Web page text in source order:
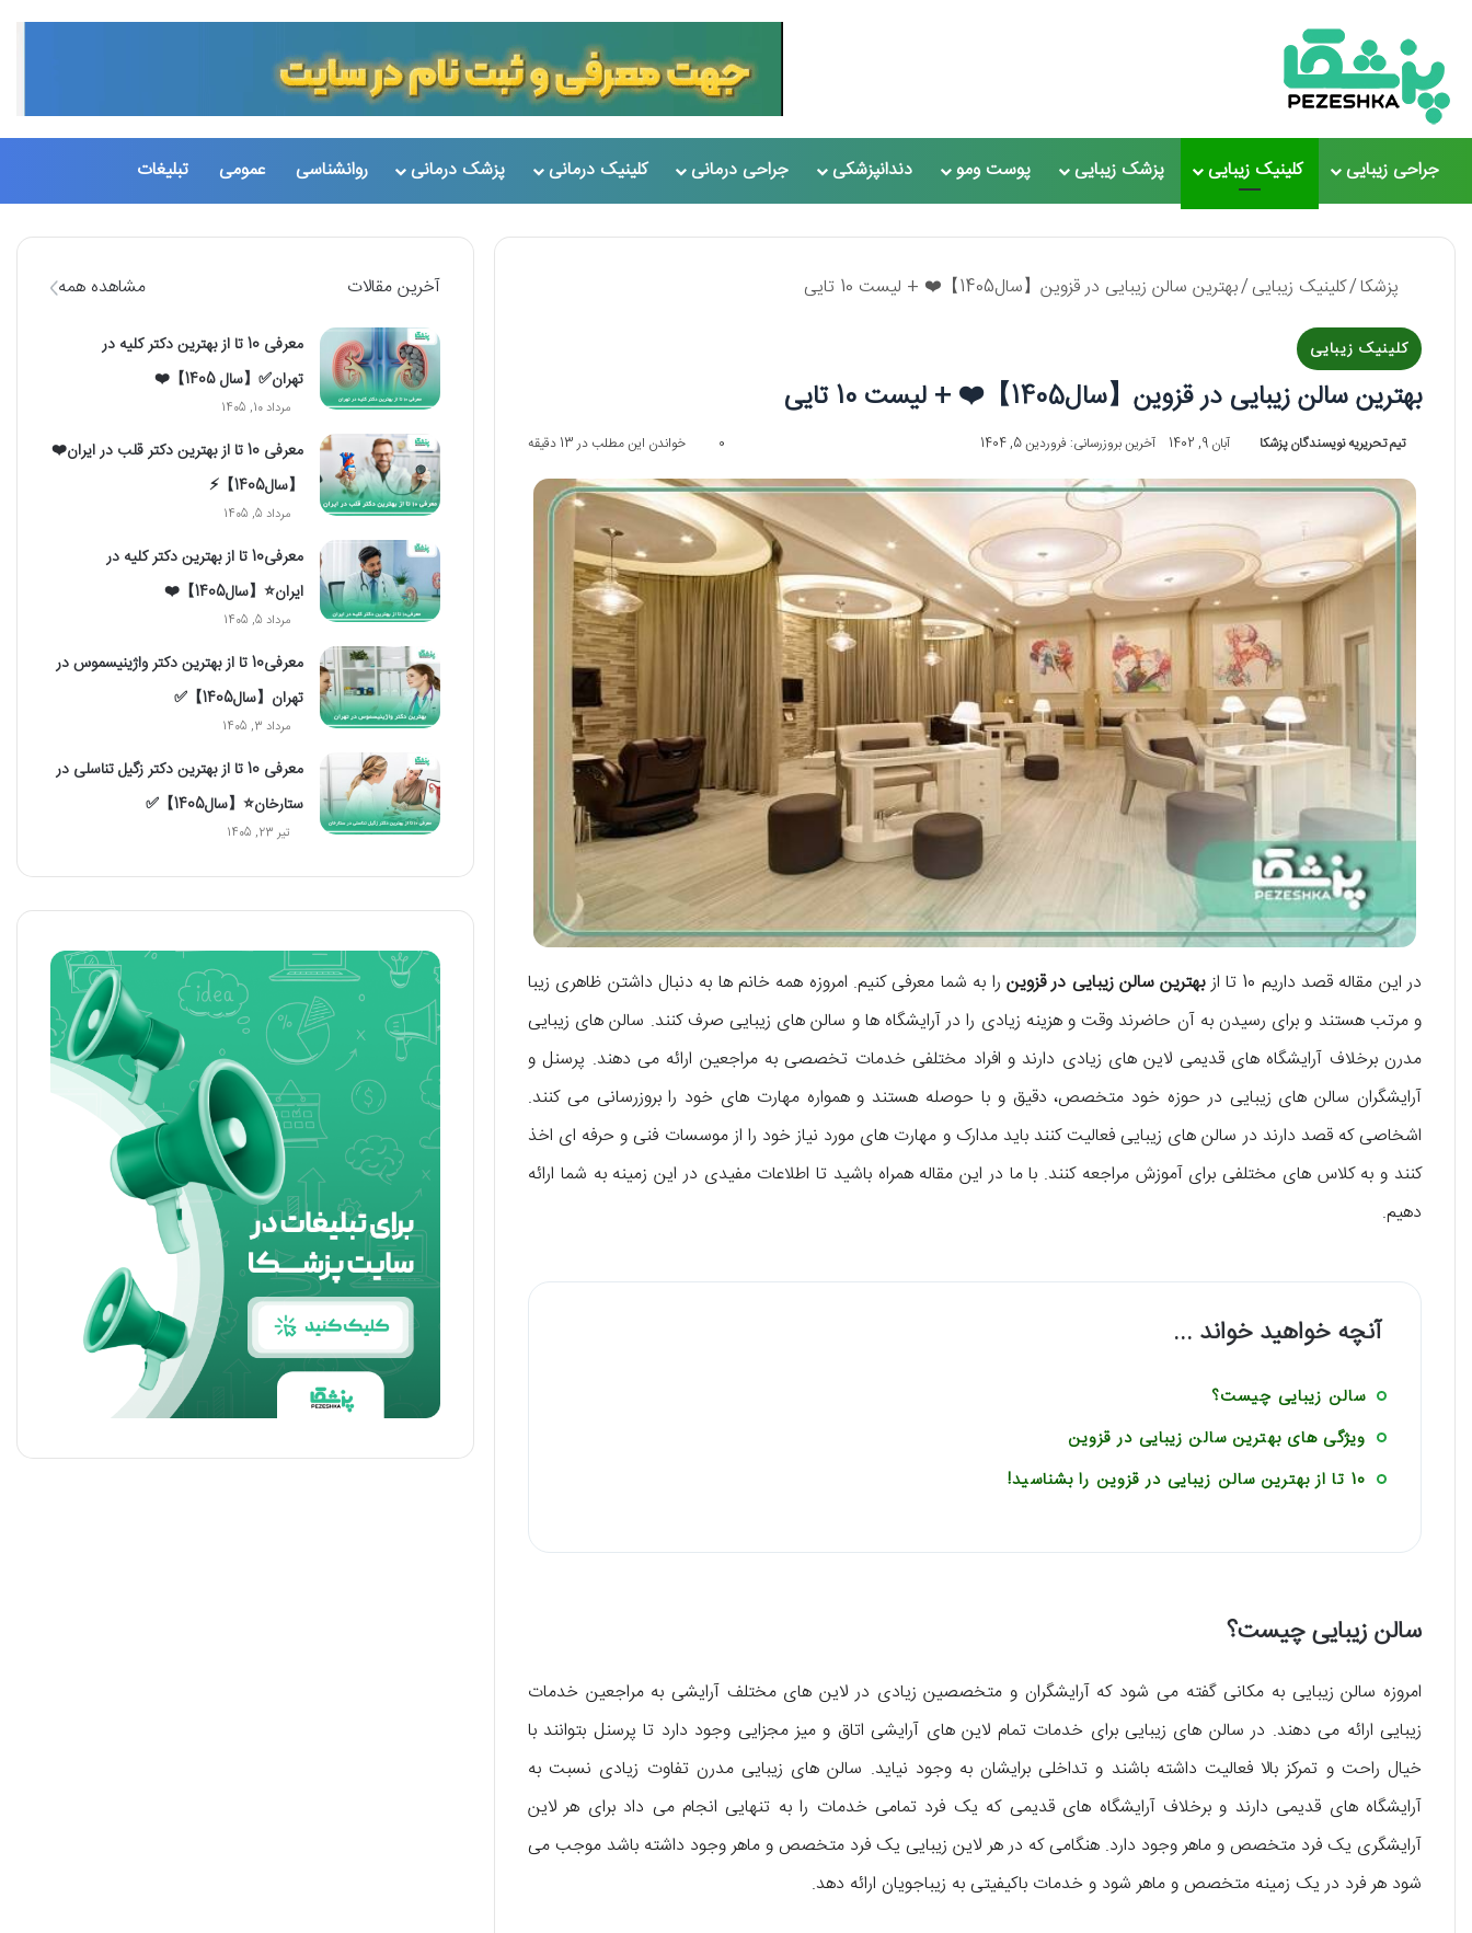
جراحی زیبایی کلینیک زیبایی پزشک زیبایی پوست ومو دندانپزشکی جراحی درمانی کلینیک درمانی پزشک درمانی روانشناسی عمومی تبلیغات
پزشکا/کلینیک زیبایی/بهترین سالن زیبایی در قزوین【سال1405】❤️ + لیست 10 تایی
کلینیک زیبایی
بهترین سالن زیبایی در قزوین【سال1405】❤️ + لیست 10 تایی
تیم تحریریه نویسندگان پزشکا آبان 9, 1402 آخرین بروزرسانی: فروردین 5, 1404 0 خواندن این مطلب در 13 دقیقه
در این مقاله قصد داریم 10 تا از بهترین سالن زیبایی در قزوین را به شما معرفی کنیم. امروزه همه خانم ها به دنبال داشتن ظاهری زیبا
و مرتب هستند و برای رسیدن به آن حاضرند وقت و هزینه زیادی را در آرایشگاه ها و سالن های زیبایی صرف کنند. سالن های زیبایی
مدرن برخلاف آرایشگاه های قدیمی لاین های زیادی دارند و افراد مختلفی خدمات تخصصی به مراجعین ارائه می دهند. پرسنل و
آرایشگران سالن های زیبایی در حوزه خود متخصص، دقیق و با حوصله هستند و همواره مهارت های خود را بروزرسانی می کنند.
اشخاصی که قصد دارند در سالن های زیبایی فعالیت کنند باید مدارک و مهارت های مورد نیاز خود را از موسسات فنی و حرفه ای اخذ
کنند و به کلاس های مختلفی برای آموزش مراجعه کنند. با ما در این مقاله همراه باشید تا اطلاعات مفیدی در این زمینه به شما ارائه
دهیم.
آنچه خواهید خواند ...
سالن زیبایی چیست؟
ویژگی های بهترین سالن زیبایی در قزوین
10 تا از بهترین سالن زیبایی در قزوین را بشناسید!
سالن زیبایی چیست؟
امروزه سالن زیبایی به مکانی گفته می شود که آرایشگران و متخصصین زیادی در لاین های مختلف آرایشی به مراجعین خدمات
زیبایی ارائه می دهند. در سالن های زیبایی برای خدمات تمام لاین های آرایشی اتاق و میز مجزایی وجود دارد تا پرسنل بتوانند با
خیال راحت و تمرکز بالا فعالیت داشته باشند و تداخلی برایشان به وجود نیاید. سالن های زیبایی مدرن تفاوت زیادی نسبت به
آرایشگاه های قدیمی دارند و برخلاف آرایشگاه های قدیمی که یک فرد تمامی خدمات را به تنهایی انجام می داد برای هر لاین
آرایشگری یک فرد متخصص و ماهر وجود دارد. هنگامی که در هر لاین زیبایی یک فرد متخصص و ماهر وجود داشته باشد موجب می
شود هر فرد در یک زمینه متخصص و ماهر شود و خدمات باکیفیتی به زیباجویان ارائه دهد.
آخرین مقالات مشاهده همه
معرفی 10 تا از بهترین دکتر کلیه در
تهران✅【سال 1405】❤️
مرداد 10, 1405
معرفی 10 تا از بهترین دکتر قلب در ایران❤️
【سال1405】⚡️
مرداد 5, 1405
معرفی10 تا از بهترین دکتر کلیه در
ایران⭐【سال1405】❤️
مرداد 5, 1405
معرفی10 تا از بهترین دکتر واژینیسموس در
تهران【سال1405】✅
مرداد 3, 1405
معرفی 10 تا از بهترین دکتر زگیل تناسلی در
ستارخان⭐【سال1405】✅
تیر 23, 1405